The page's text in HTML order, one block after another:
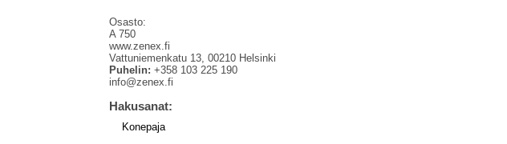
Osasto:
A 750
www.zenex.fi
Vattuniemenkatu 13 00210 Helsinki
Puhelin: +358 103 225 190
info@zenex.fi
Hakusanat:
Konepaja